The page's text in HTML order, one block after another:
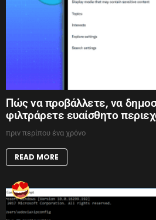
Πώς να προβάλλετε, να
φιλτράρετε ευαίσθητο
πριν περίπου ένα χρόνο
READ MORE